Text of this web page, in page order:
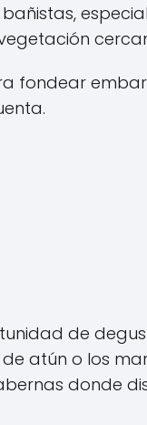
fondear
de
atún o los
donde